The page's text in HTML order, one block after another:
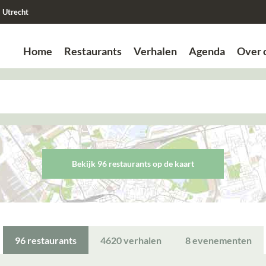
Bekijk 96 restaurantsop de kaart
96 restaurants 4620verhalen 8evenementen
Utrecht
Home Restaurants Verhalen Agenda Over
Zoek